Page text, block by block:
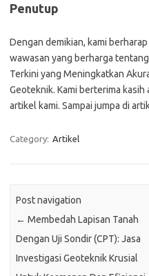
Penutup
Dengan demikian, kami
wawasan yang berharga
Terkini yang Meningkatkan
Geoteknik. Kami berterima
artikel kami. Sampai jumpa di
Category: Artikel
Post navigation
← Membedah Lapisan Tanah
Dengan Uji Sondir (CPT): Jasa
Investigasi Geoteknik Krusial